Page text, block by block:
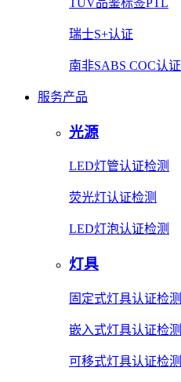
TÜV品鉴标签PTL
瑞士S+认证
南非SABS COC认证
服务产品
光源
LED灯管认证检测
荧光灯认证检测
LED灯泡认证检测
灯具
固定式灯具认证检测
嵌入式灯具认证检测
可移式灯具认证检测